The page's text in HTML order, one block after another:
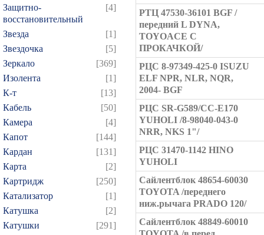
Защитно-
восстановительный
[4]
Звезда
[1]
Звездочка
[5]
Зеркало
[369]
Изолента
[1]
К-т
[13]
Кабель
[50]
Камера
[4]
Капот
[144]
Кардан
[131]
Карта
[2]
Картридж
[250]
Катализатор
[1]
Катушка
[2]
Катушки
[291]
РТЦ 47530-36101 BGF /
передний L DYNA,
TOYOACE С
ПРОКАЧКОЙ/
РЦС 8-97349-425-0 ISUZU
ELF NPR, NLR, NQR,
2004- BGF
РЦС SR-G589/CC-E170
YUHOLI /8-98040-043-0
NRR, NKS 1"/
РЦС 31470-1142 HINO
YUHOLI
Сайлентблок 48654-60030
TOYOTA /переднего
ниж.рычага PRADO 120/
Сайлентблок 48849-60010